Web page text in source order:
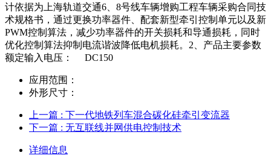
计依据为上海轨道交通6、8号线车辆增购工程车辆采购合同技
术规格书，通过更换功率器件、配套新型牵引控制单元以及新
PWM控制算法，减少功率器件的开关损耗和导通损耗，同时
优化控制算法抑制电流谐波降低电机损耗。2、产品主要参数
额定输入电压： DC150
应用范围：
外形尺寸：
上一篇 : 下一代地铁列车混合碳化硅牵引变流器
下一篇 : 无互联线并网供电控制技术
详细信息